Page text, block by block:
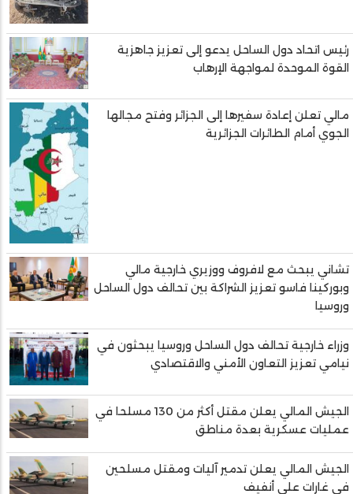
رئيس اتحاد دول الساحل يدعو إلى تعزيز جاهزية
القوة الموحدة لمواجهة الإرهاب
مالي تعلن إعادة سفيرها إلى الجزائر وفتح مجالها
الجوي أمام الطائرات الجزائرية
تشاني يبحث مع لافروف ووزيري خارجية مالي
وبوركينا فاسو تعزيز الشراكة بين تحالف دول الساحل
وروسيا
وزراء خارجية تحالف دول الساحل وروسيا يبحثون في
نيامي تعزيز التعاون الأمني والاقتصادي
الجيش المالي يعلن مقتل أكثر من 130 مسلحا في
عمليات عسكرية بعدة مناطق
الجيش المالي يعلن تدمير آليات ومقتل مسلحين
في غارات على أنفيف